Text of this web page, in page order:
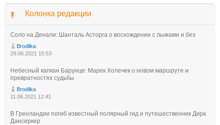
Колонка редакции
Соло на Денали: Шанталь Асторга о восхождении с лыжами и без
Brodilka
29.06.2021 15:53
Небесный капкан Барунце: Марек Холечек о новом маршруте и
превратностях судьбы
Brodilka
11.06.2021 12:41
В Гренландии погиб известный полярный гид и путешественник Дирк
Дансеркер